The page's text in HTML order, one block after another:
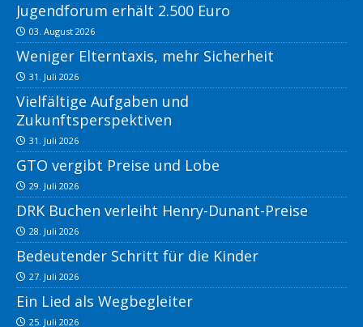
Jugendforum erhält 2.500 Euro
03. August 2026
Weniger Elterntaxis, mehr Sicherheit
31. Juli 2026
Vielfältige Aufgaben und
Zukunftsperspektiven
31. Juli 2026
GTO vergibt Preise und Lobe
29. Juli 2026
DRK Buchen verleiht Henry-Dunant-Preise
28. Juli 2026
Bedeutender Schritt für die Kinder
27. Juli 2026
Ein Lied als Wegbegleiter
25. Juli 2026